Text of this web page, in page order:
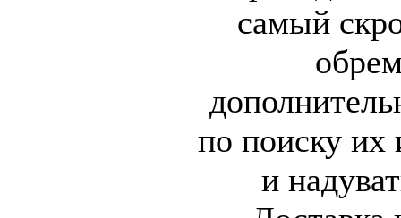
самый
по поиску их
и